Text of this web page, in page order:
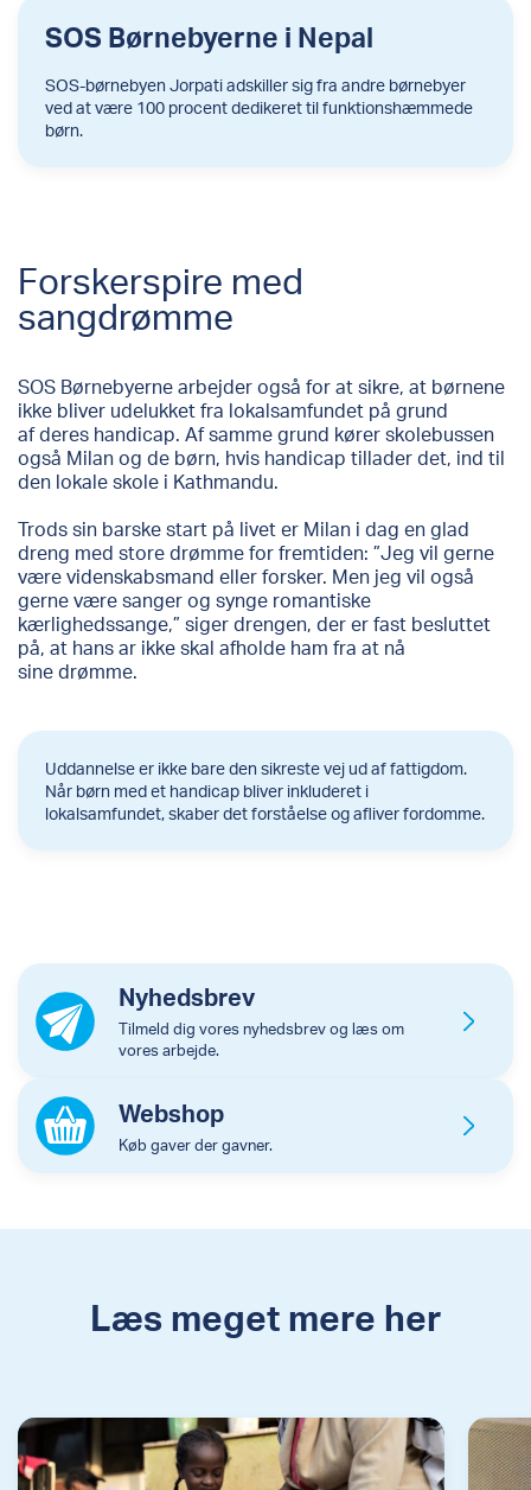
SOS Børnebyerne i Nepal
SOS-børnebyen Jorpati adskiller sig fra andre børnebyer
ved at være 100 procent dedikeret til funktionshæmmede
børn.
Forskerspire med
sangdrømme
SOS Børnebyerne arbejder også for at sikre, at børnene
ikke bliver udelukket fra lokalsamfundet på grund
af deres handicap. Af samme grund kører skolebussen
også Milan og de børn, hvis handicap tillader det, ind til
den lokale skole i Kathmandu.
Trods sin barske start på livet er Milan i dag en glad
dreng med store drømme for fremtiden: ”Jeg vil gerne
være videnskabsmand eller forsker. Men jeg vil også
gerne være sanger og synge romantiske
kærlighedssange,” siger drengen, der er fast besluttet
på, at hans ar ikke skal afholde ham fra at nå
sine drømme.
Uddannelse er ikke bare den sikreste vej ud af fattigdom.
Når børn med et handicap bliver inkluderet i
lokalsamfundet, skaber det forståelse og afliver fordomme.
Tilmeld dig vores nyhedsbrev og læs om
vores arbejde.
Nyhedsbrev
Køb gaver der gavner.
Webshop
Læs meget mere her